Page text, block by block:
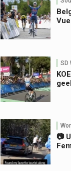
SD
📷